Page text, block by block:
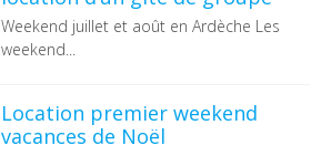
Weekend juillet et août en Ardèche Les
weekend...
Location premier weekend
vacances de Noël